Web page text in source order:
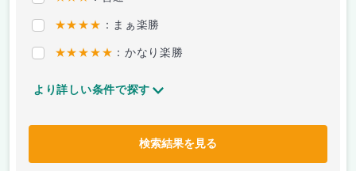
★★★★ ：まぁ楽勝
★★★★★ ：かなり楽勝
より詳しい条件で探す
検索結果を見る